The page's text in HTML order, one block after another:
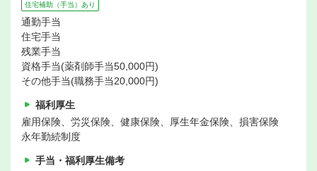
住宅補助（手当）あり
通勤手当
住宅手当
残業手当
資格手当(薬剤師手当50,000円)
その他手当(職務手当20,000円)
福利厚生
雇用保険、労災保険、健康保険、厚生年金保険、損害保険
永年勤続制度
手当・福利厚生備考